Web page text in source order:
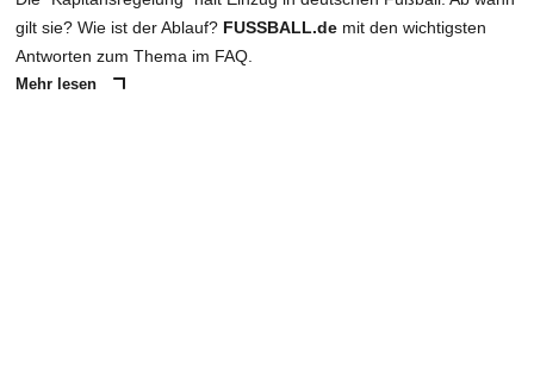
gilt sie? Wie ist der Ablauf? FUSSBALL.de mit den wichtigsten
Antworten zum Thema im FAQ.
Mehr lesen